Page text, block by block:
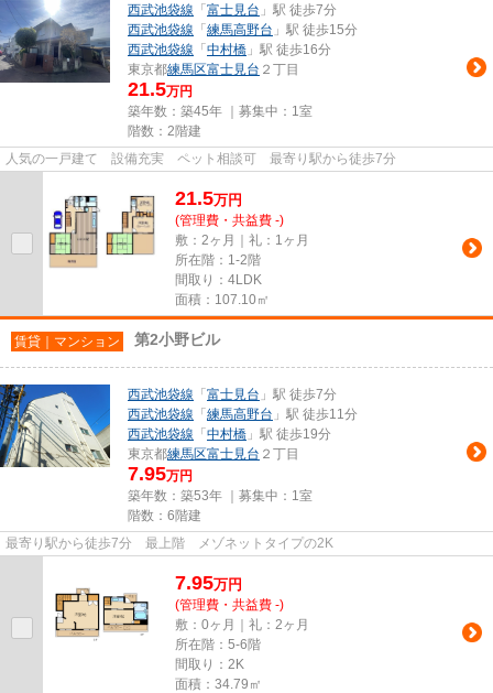
西武池袋線 「 富士見台 」駅 徒歩7分
西武池袋線 「 練馬高野台 」駅 徒歩15分
西武池袋線 「 中村橋 」駅 徒歩16分
東京都練馬区富士見台 ２丁目
21.5万円
築年数：築45年 ｜募集中： 1室
階数：2階建
人気の一戸建て 設備充実 ペット相談可 最寄り駅から徒歩7分
21.5万円
(管理費・共益費 -)
敷：2ヶ月｜礼：1ヶ月
所在階：1-2階
間取り：4LDK
面積：107.10㎡
賃貸｜マンション 第2小野ビル
西武池袋線 「 富士見台 」駅 徒歩7分
西武池袋線 「 練馬高野台 」駅 徒歩11分
西武池袋線 「 中村橋 」駅 徒歩19分
東京都練馬区富士見台 ２丁目
7.95万円
築年数：築53年 ｜募集中： 1室
階数：6階建
最寄り駅から徒歩7分 最上階 メゾネットタイプの2K
7.95万円
(管理費・共益費 -)
敷：0ヶ月｜礼：2ヶ月
所在階：5-6階
間取り：2K
面積：34.79㎡